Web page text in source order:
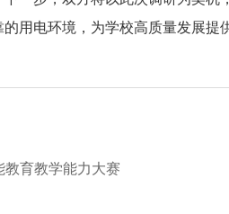
用电环境，为学校高质量发展提
育教学能力大赛